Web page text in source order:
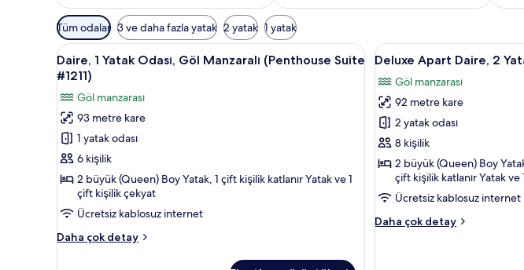
Odalar
için
mevcut
filtreler
Tüm odalar 3 ve daha fazla yatak 2 yatak 1 yatak
Daire,
1
Yatak
Odası,
Göl
Manzaralı
(Penthouse
Suite
#1211)
için
tüm
Kablolu TV kanalları bulunan 30 inç akıllı televizyon, televizyon
12
Daire, 1 Yatak Odası, Göl Manzaralı (Penthouse Suite
#1211)
Göl manzarası
93 metre kare
1 yatak odası
6 kişilik
2 büyük (Queen) Boy Yatak, 1 çift kişilik katlanır Yatak ve 1
çift kişilik çekyat
Ücretsiz kablosuz internet
Daha çok detay
Daire,
Deluxe
Apart
Daire,
2
Yatak
Odası,
Göl
Manzaralı
için
tüm
fotoğrafları
22
Deluxe Apart Daire, 2
Göl manzarası
92 metre kare
2 yatak odası
8 kişilik
2 büyük (Queen) Boy
çift kişilik katlanır Yatak
Ücretsiz kablosuz internet
Daha çok detay
Deluxe